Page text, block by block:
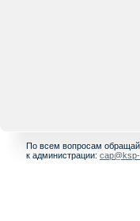
По всем вопросам
к администрации: